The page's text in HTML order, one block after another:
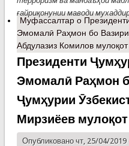
ғайриқонунии маводи
Муфассалтаро
Эмомалӣ Раҳмон бо Вазири
Абдулазиз Комилов
Президенти
Эмомалӣ Раҳмон
Ҷумҳурии
Мирзиёев
Опубликовано чт, 25/04/